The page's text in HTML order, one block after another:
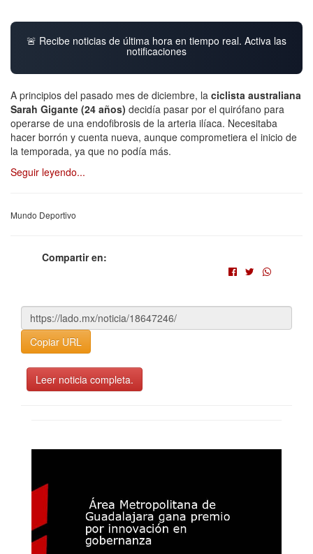
🚨 Recibe noticias de última hora en tiempo real. Activa las
notificaciones
A principios del pasado mes de diciembre, la ciclista australiana
Sarah Gigante (24 años) decidía pasar por el quirófano para
operarse de una endofibrosis de la arteria ilíaca. Necesitaba
hacer borrón y cuenta nueva, aunque comprometiera el inicio de
la temporada, ya que no podía más.
Seguir leyendo...
Mundo Deportivo
Compartir en:
Copiar URL
Leer noticia completa.